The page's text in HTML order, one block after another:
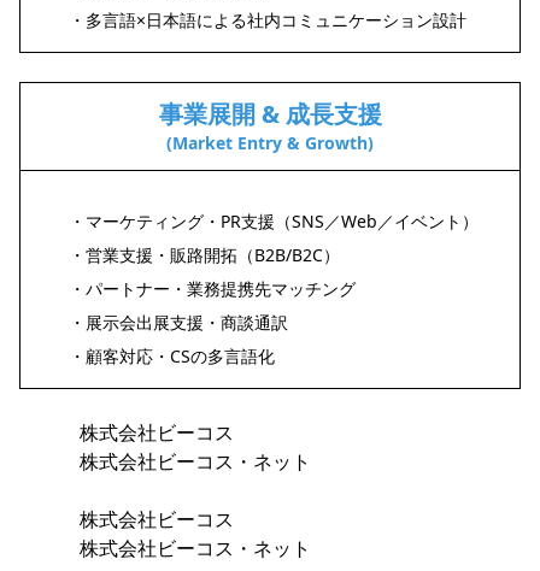
・多言語×日本語による社内コミュニケーション設計
事業展開 & 成長支援
(Market Entry & Growth)
・マーケティング・PR支援（SNS／Web／イベント）
・営業支援・販路開拓（B2B/B2C）
・パートナー・業務提携先マッチング
・展示会出展支援・商談通訳
・顧客対応・CSの多言語化
株式会社ビーコス
株式会社ビーコス・ネット
株式会社ビーコス
株式会社ビーコス・ネット